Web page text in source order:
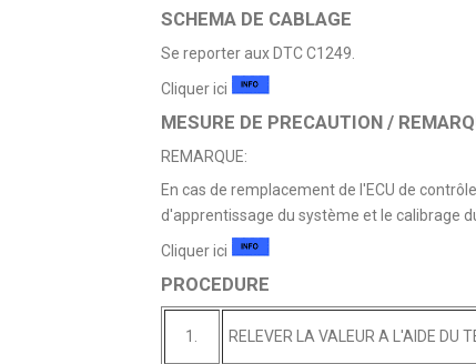
SCHEMA DE CABLAGE
Se reporter aux DTC C1249.
Cliquer ici
MESURE DE PRECAUTION /
REMARQUE:
En cas de remplacement de l'ECU de
d'apprentissage du système et le calibrage
Cliquer ici
PROCEDURE
1. RELEVER LA VALEUR A L'AIDE DU